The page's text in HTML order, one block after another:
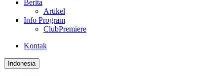
Berita
Artikel
Info Program
ClubPremiere
Kontak
Indonesia